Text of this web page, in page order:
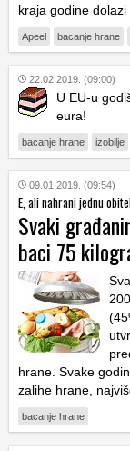
kraja godine dolazi
Apeel bacanje hrane
22.02.2019. (09:00)
U EU-u
eura!
bacanje hrane izobilje
09.01.2019. (09:54)
E, ali nahrani jednu
Svaki
baci 75
hrane. Svake
zalihe hrane,
bacanje hrane